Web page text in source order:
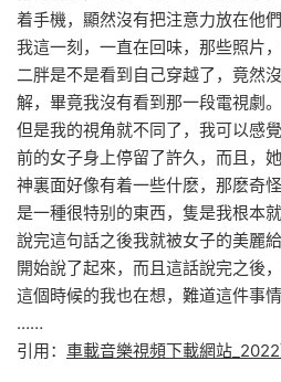
着手機，顯然沒有把注意力放在他們
我這一刻，一直在回味，那些照片
二胖是不是看到自己穿越了，竟然
解，畢竟我沒有看到那一段電視劇。
但是我的視角就不同了，我可以感
前的女子身上停留了許久，而且，
神裏面好像有着一些什麽，那麽奇
是一種很特别的東西，隻是我根本就
說完這句話之後我就被女子的美麗
開始說了起來，而且這話說完之後
這個時候的我也在想，難道這件事情
……
引用： 車載音樂視頻下載網站